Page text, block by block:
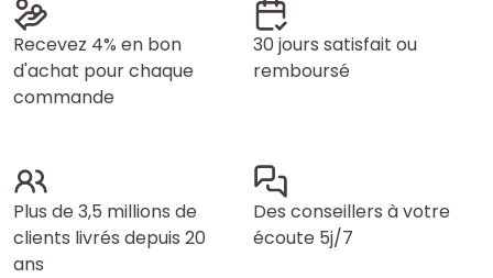
Recevez 4% en bon
d'achat pour chaque
commande
30 jours satisfait ou
remboursé
Plus de 3,5 millions de
clients livrés depuis 20
ans
Des conseillers à votre
écoute 5j/7